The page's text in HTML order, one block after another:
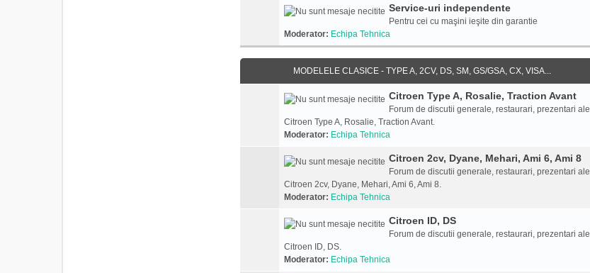
Service-uri independente
Pentru cei cu maşini ieşite din garantie
Moderator: Echipa Tehnica
MODELELE CLASICE - TYPE A, 2CV, DS, SM, GS/GSA, CX, VISA...
Citroen Type A, Rosalie, Traction Avant
Forum de discutii generale, restaurari, prezentari ale
Citroen Type A, Rosalie, Traction Avant.
Moderator: Echipa Tehnica
Citroen 2cv, Dyane, Mehari, Ami 6, Ami 8
Forum de discutii generale, restaurari, prezentari ale
Citroen 2cv, Dyane, Mehari, Ami 6, Ami 8.
Moderator: Echipa Tehnica
Citroen ID, DS
Forum de discutii generale, restaurari, prezentari ale
Citroen ID, DS.
Moderator: Echipa Tehnica